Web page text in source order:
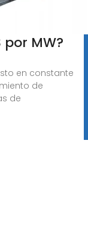
por MW?
en constante
de
de